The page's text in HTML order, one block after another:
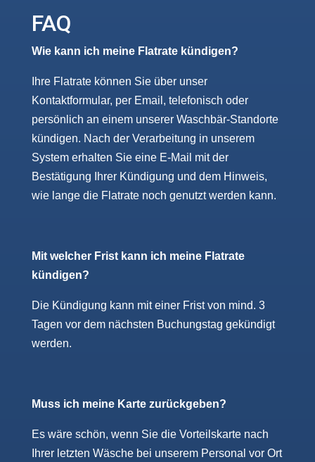
FAQ
Wie kann ich meine Flatrate kündigen?
Ihre Flatrate können Sie über unser
Kontaktformular, per Email, telefonisch oder
persönlich an einem unserer Waschbär-Standorte
kündigen. Nach der Verarbeitung in unserem
System erhalten Sie eine E-Mail mit der
Bestätigung Ihrer Kündigung und dem Hinweis,
wie lange die Flatrate noch genutzt werden kann.
Mit welcher Frist kann ich meine Flatrate
kündigen?
Die Kündigung kann mit einer Frist von mind. 3
Tagen vor dem nächsten Buchungstag gekündigt
werden.
Muss ich meine Karte zurückgeben?
Es wäre schön, wenn Sie die Vorteilskarte nach
Ihrer letzten Wäsche bei unserem Personal vor Ort